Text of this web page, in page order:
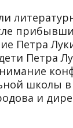
Петра
Петра
школы в
и